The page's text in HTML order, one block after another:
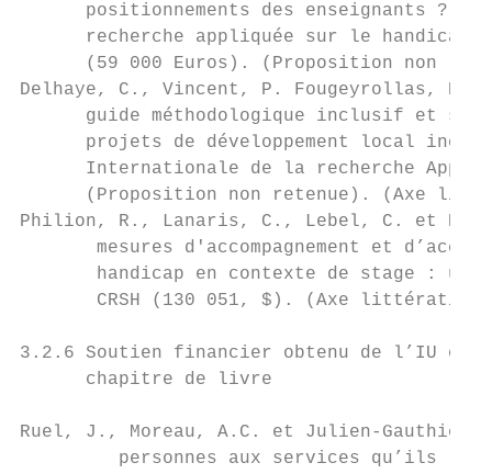
positionnements des enseignants ?
recherche appliquée sur le handicap
(59 000 Euros). (Proposition non
Delhaye, C., Vincent, P. Fougeyrollas,
guide méthodologique inclusif et
projets de développement local
Internationale de la recherche
(Proposition non retenue). (Axe
Philion, R., Lanaris, C., Lebel, C. et
mesures d'accompagnement et
handicap en contexte de stage :
CRSH (130 051, $). (Axe littératie
3.2.6 Soutien financier obtenu de l’IU en
      chapitre de livre
Ruel, J., Moreau, A.C. et Julien-
personnes aux services qu’ils